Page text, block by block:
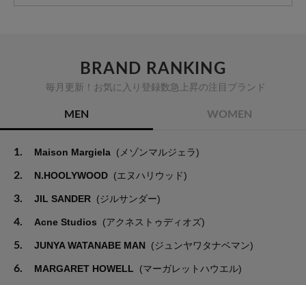
BRAND RANKING
毎月更新！お気に入り登録数急上昇の注目ブランド
MEN WOMEN
1. Maison Margiela (メゾンマルジェラ)
2. N.HOOLYWOOD (エヌハリウッド)
3. JIL SANDER (ジルサンダー)
4. Acne Studios (アクネストゥディオズ)
5. JUNYA WATANABE MAN (ジュンヤワタナベマン)
6. MARGARET HOWELL (マーガレットハウエル)